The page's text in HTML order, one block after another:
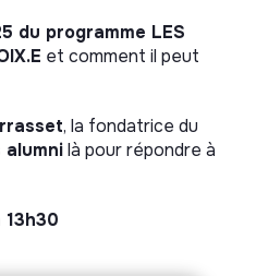
du programme LES
et comment il peut
, la fondatrice du
alumnilà pour répondre à
13h30